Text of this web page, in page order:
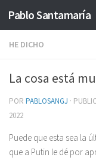
Saltar al contenido
Pablo Santamaría
HE DICHO
La cosa está
POR PABLOSANGJ ·
2022
Puede que esta sea la
que a Putin le dé por